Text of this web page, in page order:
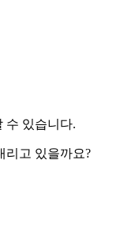
수 있습니다.
리고 있을까요?